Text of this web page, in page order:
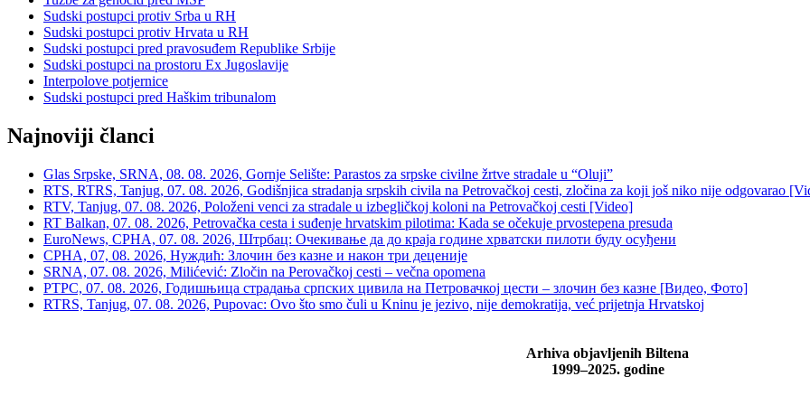
Sudski postupci protiv Srba u RH
Sudski postupci protiv Hrvata u RH
Sudski postupci pred pravosuđem Republike Srbije
Sudski postupci na prostoru Ex Jugoslavije
Interpolove potjernice
Sudski postupci pred Haškim tribunalom
Najnoviji članci
Glas Srpske, SRNA, 08. 08. 2026, Gornje Selište: Parastos za srpske civilne žrtve stradale u “Oluji”
RTS, RTRS, Tanjug, 07. 08. 2026, Godišnjica stradanja srpskih civila na Petrovačkoj cesti, zločina za koji još niko nije odgovarao
RTV, Tanjug, 07. 08. 2026, Položeni venci za stradale u izbegličkoj koloni na Petrovačkoj cesti [Video]
RT Balkan, 07. 08. 2026, Petrovačka cesta i suđenje hrvatskim pilotima: Kada se očekuje prvostepena presuda
EuroNews, СРНА, 07. 08. 2026, Штрбац: Очекивање да до краја године хрватски пилоти буду осуђени
СРНА, 07, 08. 2026, Нуждић: Злочин без казне и након три деценије
SRNA, 07. 08. 2026, Milićević: Zločin na Perovačkoj cesti – večna opomena
РТРС, 07. 08. 2026, Годишњица страдања српских цивила на Петровачкој цести – злочин без казне [Видео, Фото]
RTRS, Tanjug, 07. 08. 2026, Pupovac: Ovo što smo čuli u Kninu je jezivo, nije demokratija, već prijetnja Hrvatskoj
Arhiva objavljenih Biltena
1999–2025. godine